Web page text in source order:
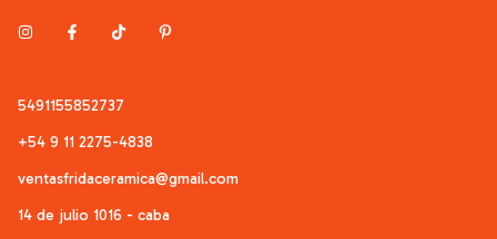
5491155852737
+54 9 11 2275-4838
ventasfridaceramica@gmail.com
14 de julio 1016 - caba